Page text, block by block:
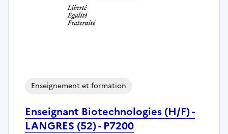
Enseignant Biotechnologies (H/F) -
LANGRES (52) - P7200
Enseignement et formation